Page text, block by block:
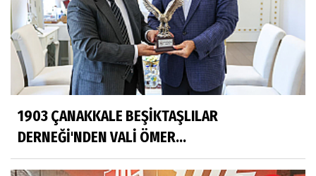
1903 ÇANAKKALE BEŞİKTAŞLILAR
DERNEĞİ'NDEN VALİ ÖMER...